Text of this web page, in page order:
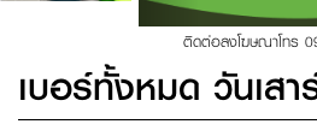
ติดต่อลงโฆษณาโทร
เบอร์ทั้งหมด วันเสา